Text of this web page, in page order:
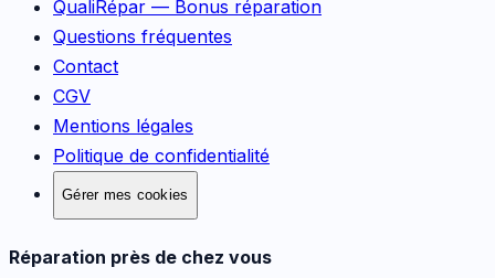
QualiRépar — Bonus réparation
Questions fréquentes
Contact
CGV
Mentions légales
Politique de confidentialité
Gérer mes cookies
Réparation près de chez vous